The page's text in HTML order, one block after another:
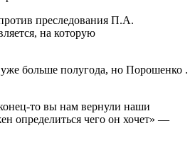
преследования П.А.
на которую
уже больше полугода, но Порошенко .
то вы нам вернули наши
определиться чего он хочет» —